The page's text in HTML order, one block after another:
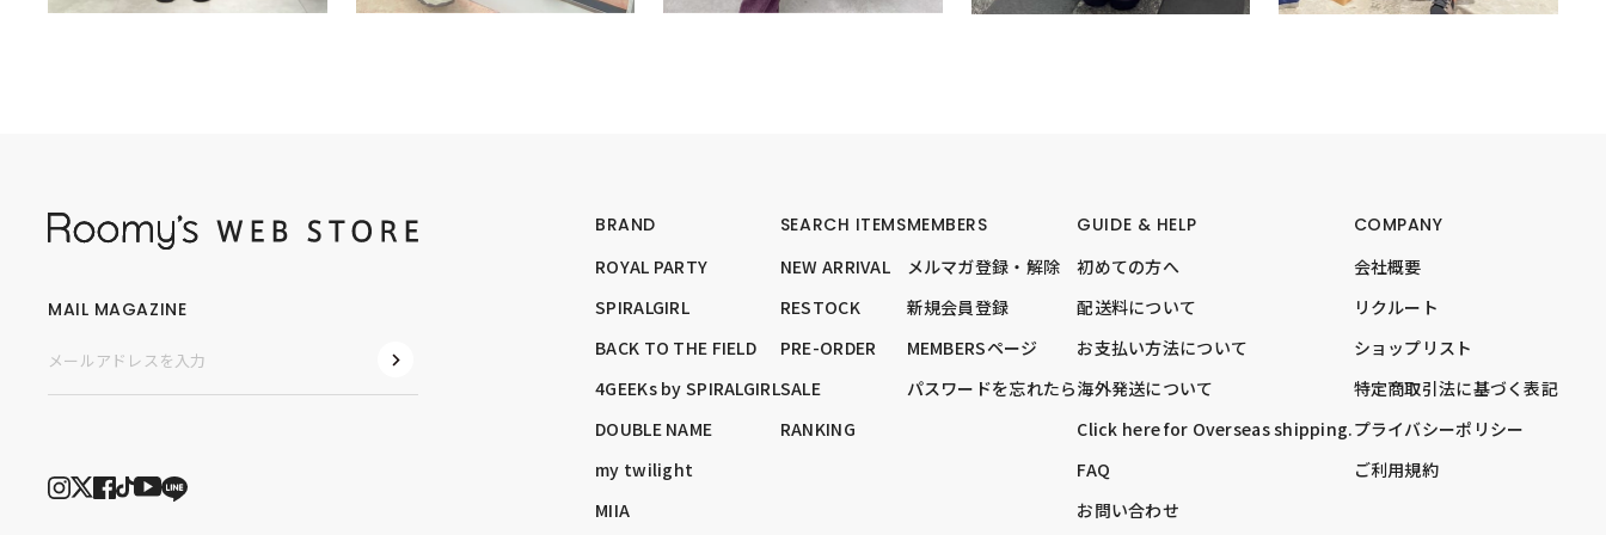
BRAND
ROYAL PARTY
SPIRALGIRL
BACK TO THE FIELD
4GEEKs by SPIRALGIRL
DOUBLE NAME
my twilight
MIIA
SEARCH ITEMS
NEW ARRIVAL
RESTOCK
PRE-ORDER
SALE
RANKING
MEMBERS
メルマガ登録・解除
新規会員登録
MEMBERSページ
パスワードを忘れたら
GUIDE & HELP
初めての方へ
配送料について
お支払い方法について
海外発送について
Click here for Overseas shipping.
FAQ
お問い合わせ
COMPANY
会社概要
リクルート
ショップリスト
特定商取引法に基づく表記
プライバシーポリシー
ご利用規約
MAIL MAGAZINE